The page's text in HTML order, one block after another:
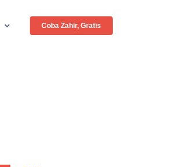
Coba Zahir, Gratis